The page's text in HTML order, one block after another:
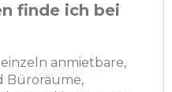
finde ich bei
anmietbare,
Büroräume,